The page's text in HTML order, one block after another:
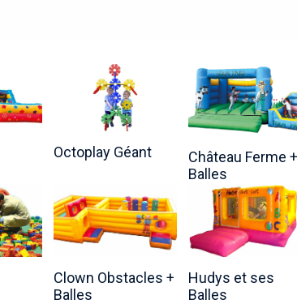
Octoplay Géant
Château Ferme
Balles
Clown Obstacles +
Balles
Hudys et ses
Balles